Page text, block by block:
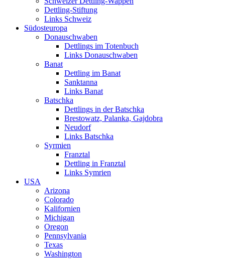
Dettling-Stiftung
Links Schweiz
Südosteuropa
Donauschwaben
Dettlings im Totenbuch
Links Donauschwaben
Banat
Dettling im Banat
Sanktanna
Links Banat
Batschka
Dettlings in der Batschka
Brestowatz, Palanka, Gajdobra
Neudorf
Links Batschka
Syrmien
Franztal
Dettling in Franztal
Links Symrien
USA
Arizona
Colorado
Kalifornien
Michigan
Oregon
Pennsylvania
Texas
Washington